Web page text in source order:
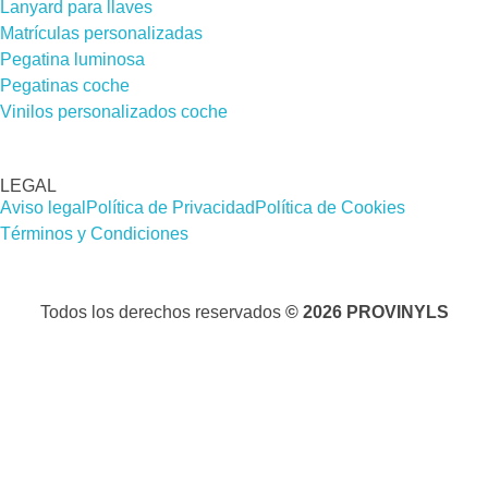
Lanyard para llaves
Matrículas personalizadas
Pegatina luminosa
Pegatinas coche
Vinilos personalizados coche
LEGAL
Aviso legal Política de Privacidad Política de Cookies
Términos y Condiciones
Todos los derechos reservados © 2026 PROVINYLS